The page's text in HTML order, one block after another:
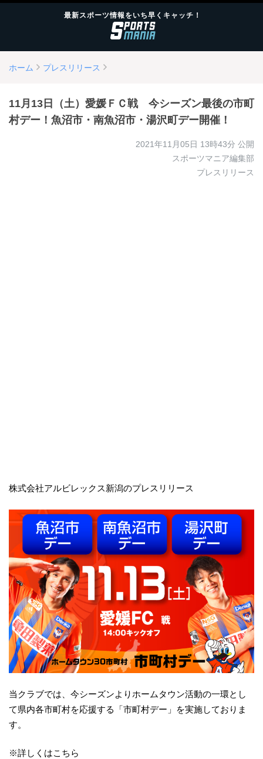
最新スポーツ情報をいち早くキャッチ！
ホーム プレスリリース
11月13日（土）愛媛ＦＣ戦 今シーズン最後の市町
村デー！魚沼市・南魚沼市・湯沢町デー開催！
2021年11月05日 13時43分 公開
スポーツマニア編集部
プレスリリース
株式会社アルビレックス新潟のプレスリリース
当クラブでは、今シーズンよりホームタウン活動の一環とし
て県内各市町村を応援する「市町村デー」を実施しておりま
す。
※詳しくはこちら